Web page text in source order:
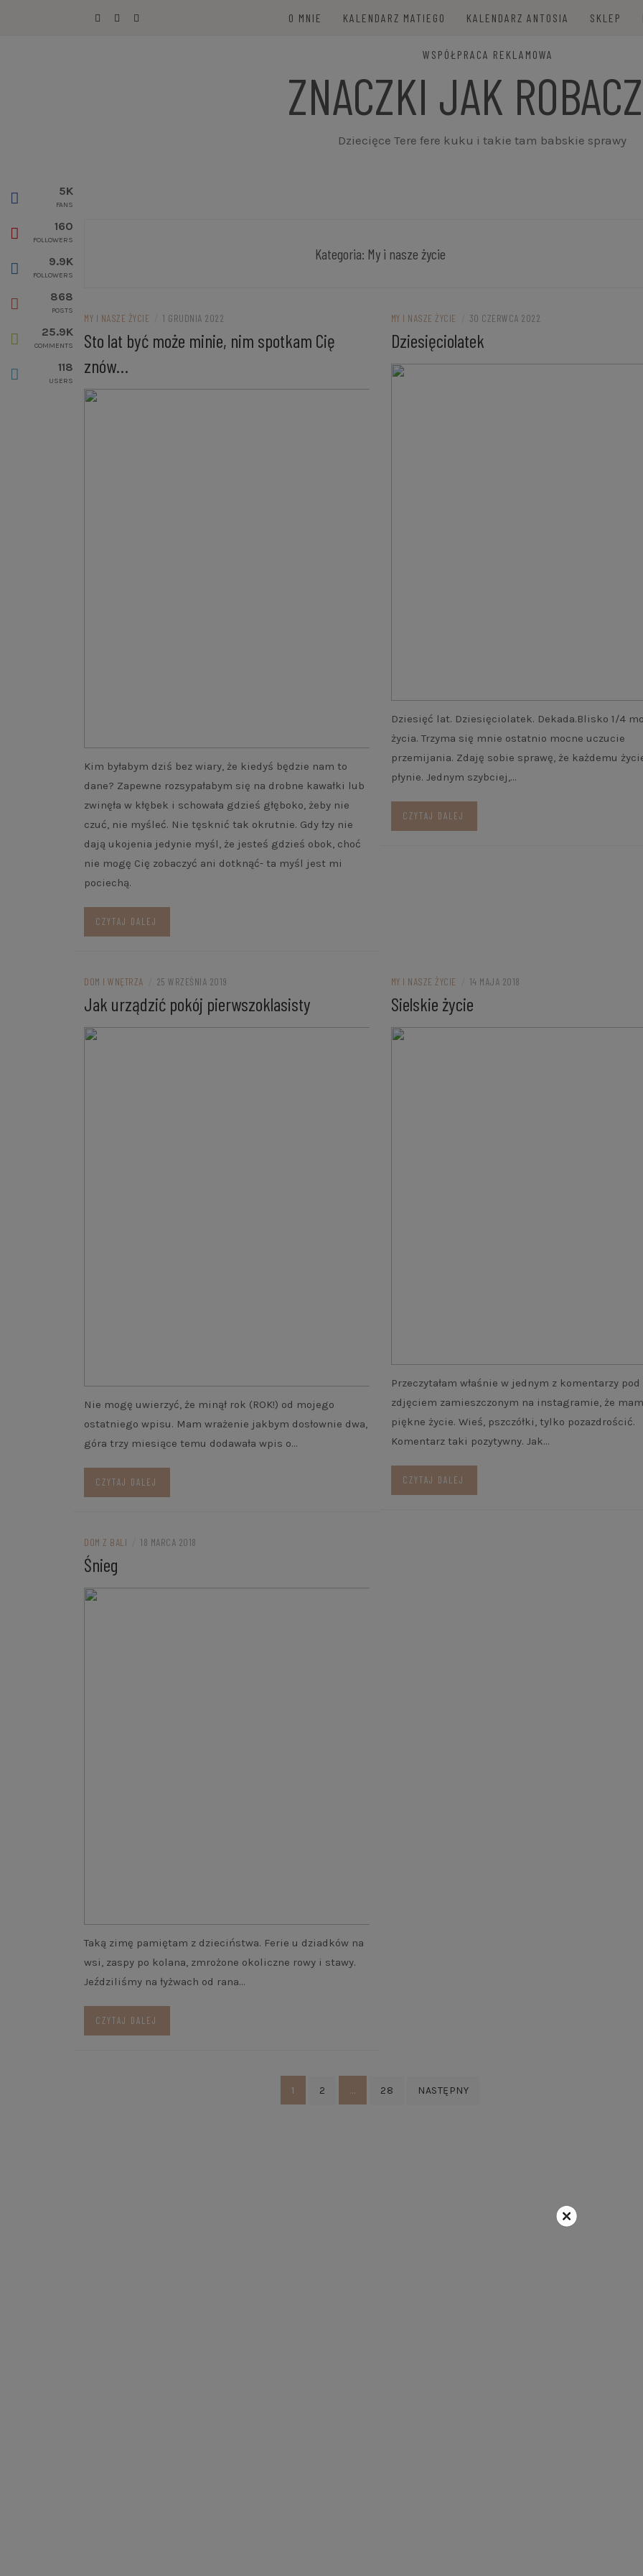
O MNIE KALENDARZ MATIEGO KALENDARZ ANTOSIA SKLEP
WSPÓŁPRACA REKLAMOWA
ZNACZKI JAK
Dziecięce Tere fere kuku i takie tam babskie sprawy
Kategoria: My i nasze życie
MY I NASZE ŻYCIE 1 GRUDNIA 2022
Sto lat być może minie, nim spotkam Cię
znów…
Kim byłabym dziś bez wiary, że kiedyś będzie nam to
dane? Zapewne rozsypałabym się na drobne kawałki lub
zwinęła w kłębek i schowała gdzieś głęboko, żeby nie
czuć, nie myśleć. Nie tęsknić tak okrutnie. Gdy łzy nie
dają ukojenia jedynie myśl, że jesteś gdzieś obok, choć
nie mogę Cię zobaczyć ani dotknąć- ta myśl jest mi
pociechą.
CZYTAJ DALEJ
MY I NASZE ŻYCIE 30 CZERWCA 2022
Dziesięciolatek
Dziesięć lat. Dziesięciolatek. Dekada.Blisko 1/4
życia. Trzyma się mnie ostatnio mocne uczucie
przemijania. Zdaję sobie sprawę, że każdemu
płynie. Jednym szybciej,…
CZYTAJ DALEJ
DOM I WNĘTRZA 25 WRZEŚNIA 2019
Jak urządzić pokój pierwszoklasisty
Nie mogę uwierzyć, że minął rok (ROK!) od mojego
ostatniego wpisu. Mam wrażenie jakbym dosłownie dwa,
góra trzy miesiące temu dodawała wpis o…
CZYTAJ DALEJ
MY I NASZE ŻYCIE 14 MAJA 2018
Sielskie życie
Przeczytałam właśnie w jednym z komentarzy pod
zdjęciem zamieszczonym na instagramie, że
piękne życie. Wieś, pszczółki, tylko pozazdrościć.
Komentarz taki pozytywny. Jak…
CZYTAJ DALEJ
DOM Z BALI 18 MARCA 2018
Śnieg
Taką zimę pamiętam z dzieciństwa. Ferie u dziadków na
wsi, zaspy po kolana, zmrożone okoliczne rowy i stawy.
Jeździliśmy na łyżwach od rana…
CZYTAJ DALEJ
1 2 … 28 NASTĘPNY
5K
FANS
160
FOLLOWERS
9.9K
FOLLOWERS
868
POSTS
25.9K
COMMENTS
118
USERS